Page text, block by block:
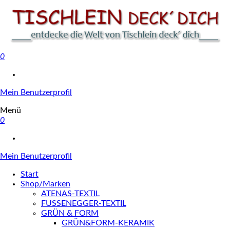
0
Mein Benutzerprofil
Menü
0
Mein Benutzerprofil
Start
Shop/Marken
ATENAS-TEXTIL
FUSSENEGGER-TEXTIL
GRÜN & FORM
GRÜN&FORM-KERAMIK